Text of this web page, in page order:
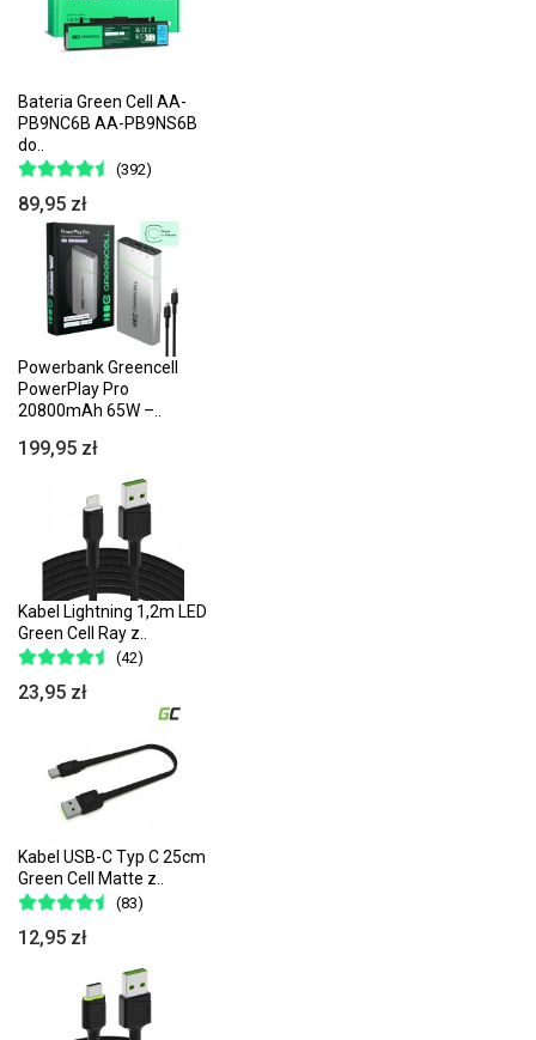
Bateria Green Cell AA-
PB9NC6B AA-PB9NS6B
do..
(392)
89,95 zł
Powerbank Greencell
PowerPlay Pro
20800mAh 65W –..
199,95 zł
Kabel Lightning 1,2m LED
Green Cell Ray z..
(42)
23,95 zł
Kabel USB-C Typ C 25cm
Green Cell Matte z..
(83)
12,95 zł